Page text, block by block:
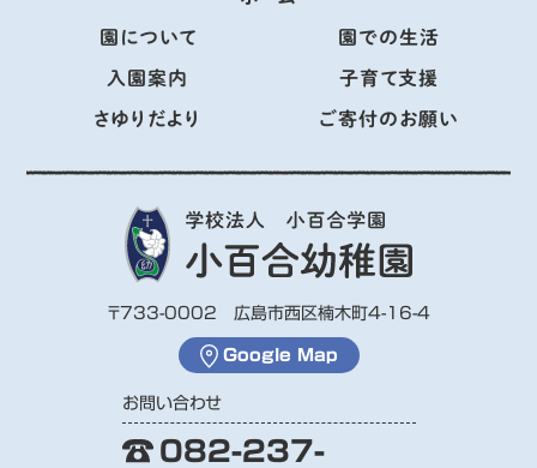
園について 園での生活
入園案内 子育て支援
さゆりだより ご寄付のお願い
〒733-0002 広島市西区楠木町4-16-4
Google Map
お問い合わせ
082-237-